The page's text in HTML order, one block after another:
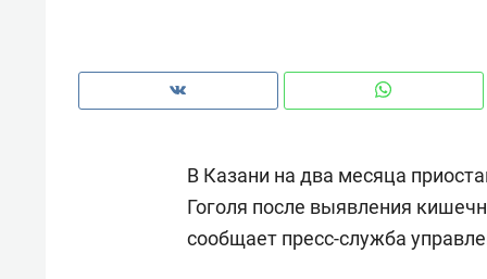
В Казани на два месяца
Гоголя после выявления
сообщает пресс-служба
Рекомендуем
Как ГК «МИР ГРУПП» и ВТБ
создают оазис жилого
150
ID